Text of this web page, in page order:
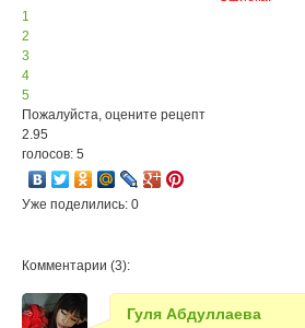
1
2
3
4
5
Пожалуйста, оцените рецепт
2.95
голосов: 5
Уже поделились: 0
Комментарии (3):
Гуля Абдуллаева